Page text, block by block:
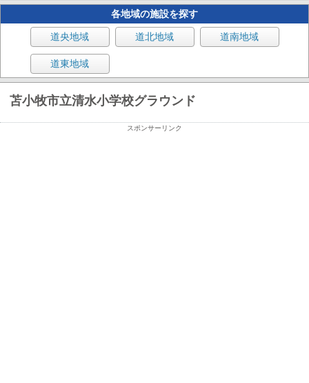
各地域の施設を探す
道央地域 道北地域 道南地域
道東地域
苫小牧市立清水小学校グラウンド
スポンサーリンク